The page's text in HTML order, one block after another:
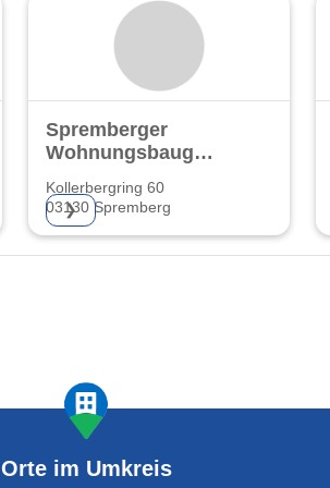
Spremberger
Wohnungsbaugenossenschaft
Kollerbergring 60
03130 Spremberg
❯
Orte im Umkreis